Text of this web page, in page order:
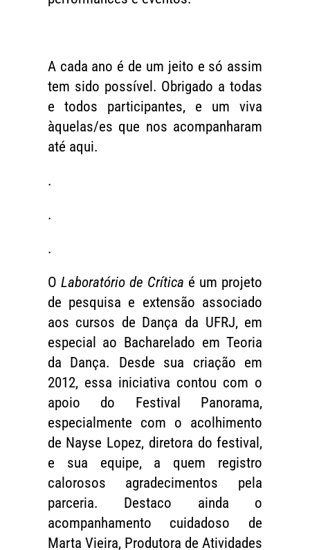
A cada ano é de um jeito e só assim
tem sido possível. Obrigado a todas
e todos participantes, e um viva
àquelas/es que nos acompanharam
até aqui.
.
.
.
O Laboratório de Crítica é um projeto
de pesquisa e extensão associado
aos cursos de Dança da UFRJ, em
especial ao Bacharelado em Teoria
da Dança. Desde sua criação em
2012, essa iniciativa contou com o
apoio do Festival Panorama,
especialmente com o acolhimento
de Nayse Lopez, diretora do festival,
e sua equipe, a quem registro
calorosos agradecimentos pela
parceria. Destaco ainda o
acompanhamento cuidadoso de
Marta Vieira, Produtora de Atividades